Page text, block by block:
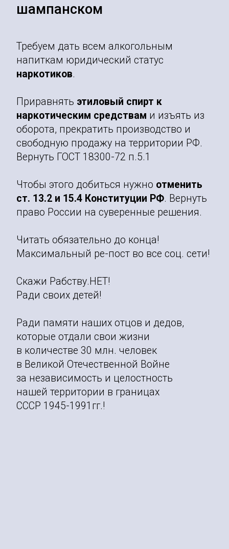
шампанском
Требуем дать всем алкогольным
напиткам юридический статус
наркотиков.
Приравнять этиловый спирт к
наркотическим средствам и изъять из
оборота, прекратить производство и
свободную продажу на территории РФ.
Вернуть ГОСТ 18300-72 п.5.1
Чтобы этого добиться нужно отменить
ст. 13.2 и 15.4 Конституции РФ. Вернуть
право России на суверенные решения.
Читать обязательно до конца!
Максимальный ре-пост во все соц. сети!
Скажи Рабству.НЕТ!
Ради своих детей!
Ради памяти наших отцов и дедов,
которые отдали свои жизни
в количестве 30 млн. человек
в Великой Отечественной Войне
за независимость и целостность
нашей территории в границах
СССР 1945-1991гг.!